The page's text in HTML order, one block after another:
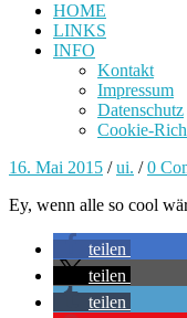
HOME
LINKS
INFO
Kontakt
Impressum
Datenschutz
Cookie-
16. Mai 2015 /ui. /0
Ey, wenn alle so cool
teilen
teilen
teilen